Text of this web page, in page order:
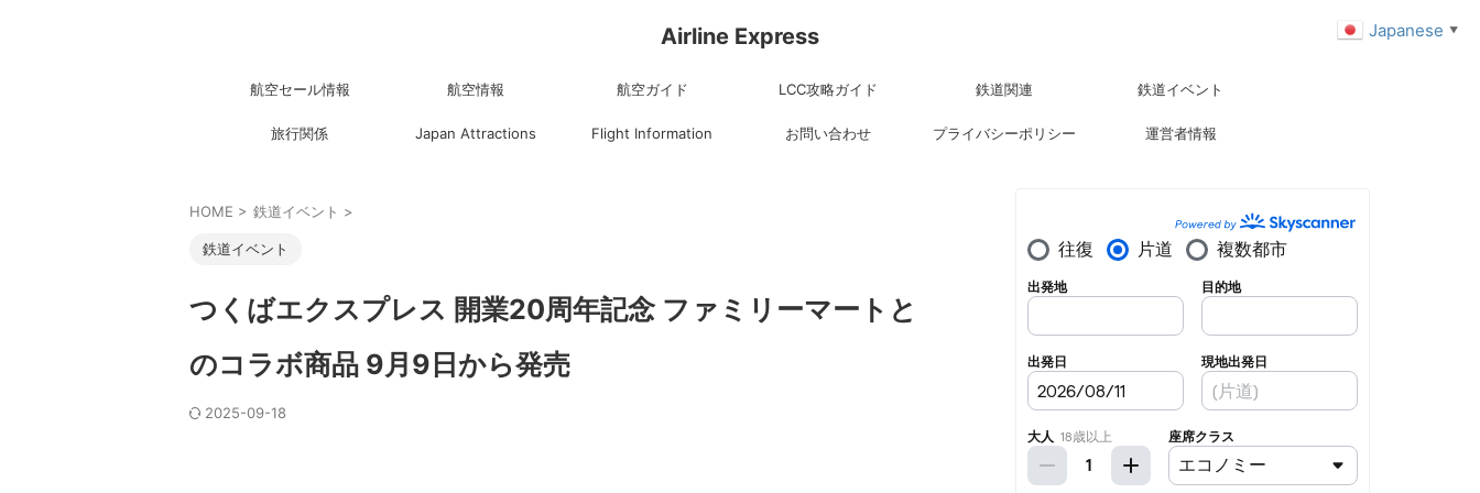
Airline Express
航空セール情報 航空情報 航空ガイド LCC攻略ガイド 鉄道関連 鉄道イベント
旅行関係 Japan Attractions Flight Information お問い合わせ プライバシーポリシー 運営者情報
HOME > 鉄道イベント >
鉄道イベント
つくばエクスプレス 開業20周年記念 ファミリーマートと
のコラボ商品 9月9日から発売
2025-09-18
Japanese ▼